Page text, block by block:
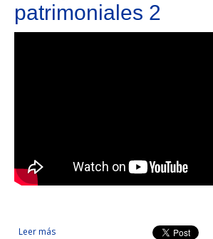
patrimoniales 2
Leer más sobre Metodología de rehabilitación